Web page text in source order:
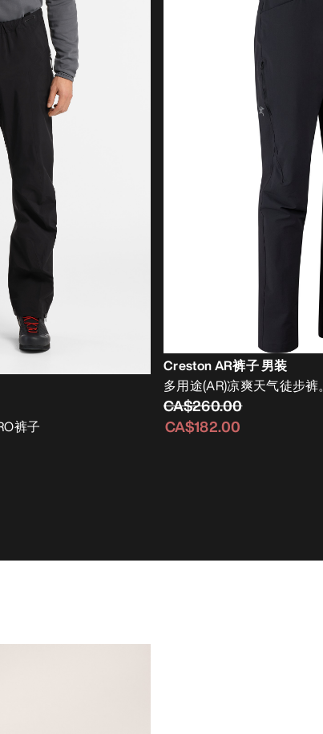
裤子
Creston AR裤子 男装
多用途(AR)凉爽天气徒步裤。
CA$260.00
CA$182.00